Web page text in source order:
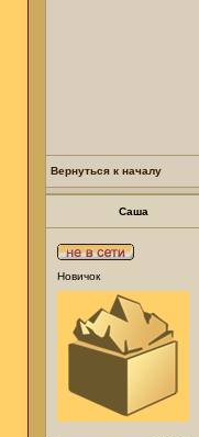
Вернуться к началу
Саша
Новичок